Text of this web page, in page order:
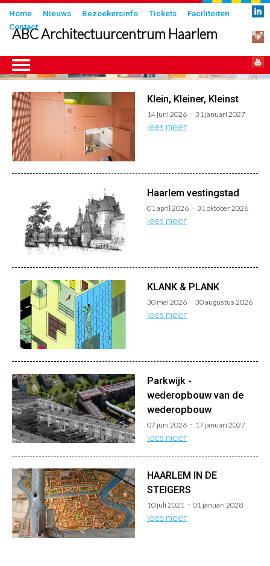
Overslaan
en
naar
inhoud
gaan
Submenu
Home Nieuws Bezoekersinfo Tickets
Faciliteiten
Contact
ABC Architectuurcentrum Haarlem
Klein, Kleiner, Kleinst
14 juni 2026 31 januari 2027
lees meer
Haarlem vestingstad
01 april 2026 31 oktober 2026
lees meer
KLANK & PLANK
30 mei 2026 30 augustus 2026
lees meer
Parkwijk -
wederopbouw van de
wederopbouw
07 juni 2026 17 januari 2027
lees meer
HAARLEM IN DE
STEIGERS
10 juli 2021 01 januari 2028
lees meer